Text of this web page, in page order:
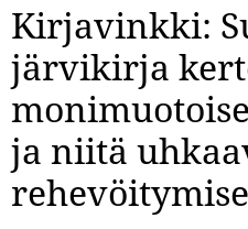
Kirjavinkki:
järvikirja
ja niitä